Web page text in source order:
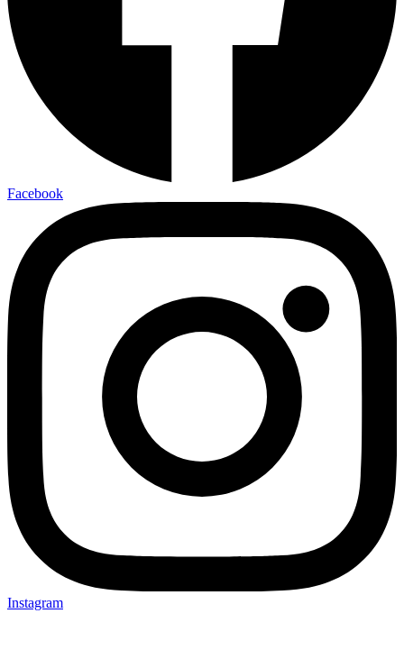
Facebook
Instagram